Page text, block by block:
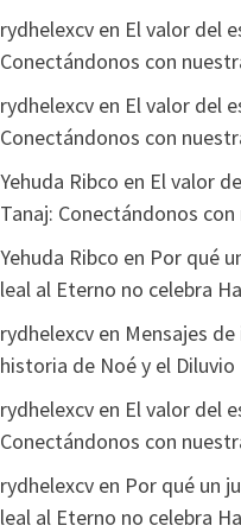
rydhelexcven El valor del
Conectándonos con
rydhelexcven El valor del
Conectándonos con
Yehuda Ribco en El valor
Tanaj: Conectándonos
Yehuda Ribco en Por qué
leal al Eterno no celebra
rydhelexcven Mensajes
historia de Noé y el Diluvio
rydhelexcven El valor del
Conectándonos con
rydhelexcven Por qué un
leal al Eterno no celebra